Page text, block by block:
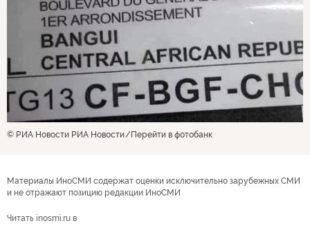
© РИА Новости РИА Новости Перейти в фотобанк
Материалы ИноСМИ содержат оценки исключительно зарубежных СМИ
и не отражают позицию редакции ИноСМИ
Читать inosmi.ru в